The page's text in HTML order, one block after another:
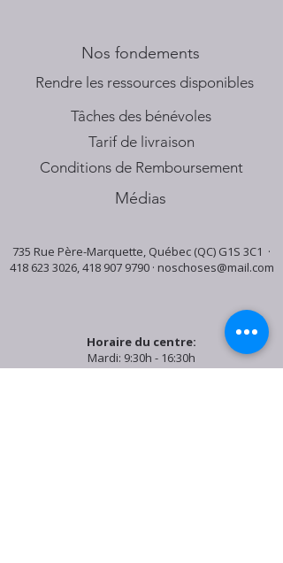
Nos fondements
​Rendre les ressources disponibles
Tâches des bénévoles
Tarif de livraison
Conditions de Remboursement
Médias
735 Rue Père-Marquette, Québec (QC) G1S 3C1 ·
418 623 3026,418 907 9790· noschoses@mail.com
Horaire du centre:
Mardi: 9:30h - 16:30h
Jeudi: 9:30h - 19:00h